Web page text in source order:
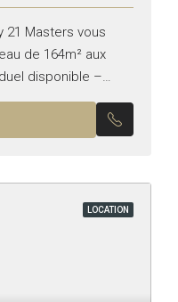
21 Masters vous
de 164m² aux
disponible –
: 44m²...
LOCATION